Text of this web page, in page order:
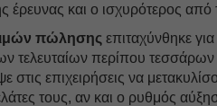
έρευνας και ο ισχυρότερος από
πώλησης επιταχύνθηκε για
τελευταίων περίπου
στις επιχειρήσεις να
τους, αν και ο ρυθμός